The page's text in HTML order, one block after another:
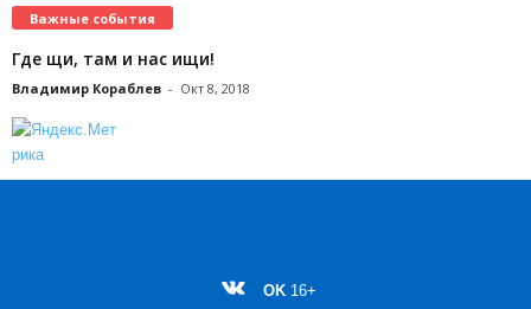
Важные события
Где щи, там и нас ищи!
Владимир Кораблев - Окт 8, 2018
OK 16+